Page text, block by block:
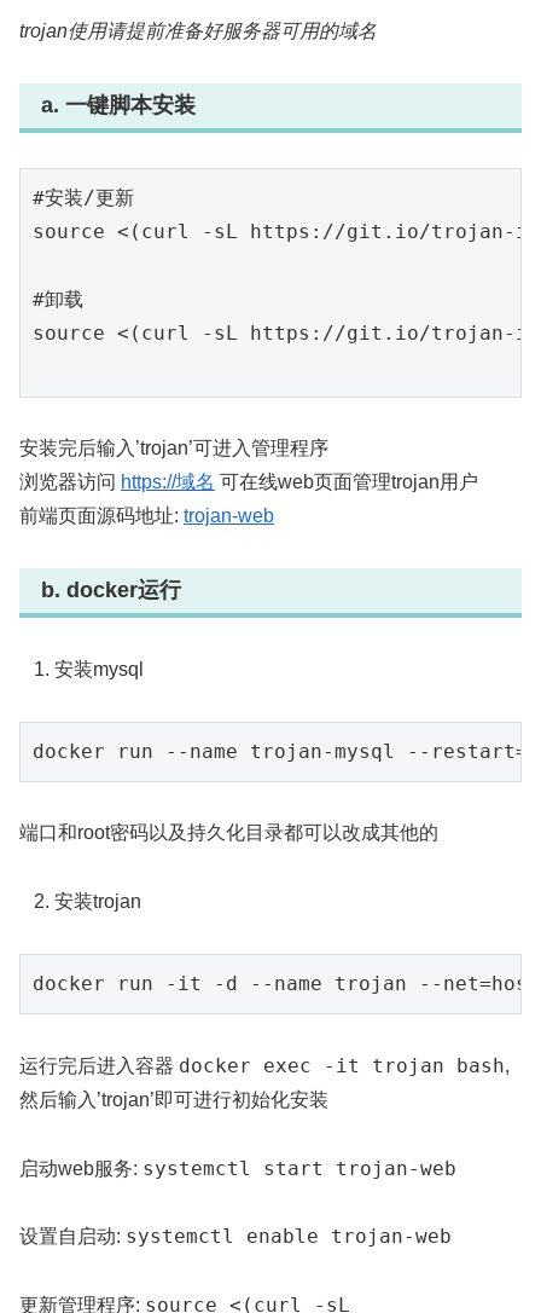
trojan使用请提前准备好服务器可用的域名
a. 一键脚本安装
#安装/更新
source <(curl -sL https://git.io/trojan-
#卸载
source <(curl -sL https://git.io/trojan-
安装完后输入’trojan’可进入管理程序
浏览器访问
https://域名 可在线web页面管理trojan用户
前端页面源码地址: trojan-web
b. docker运行
安装mysql
端口和root密码以及持久化目录都可以改成其他的
安装trojan
运行完后进入容器 docker exec -it trojan bash,
然后输入’trojan’即可进行初始化安装
启动web服务: systemctl start trojan-web
设置自启动: systemctl enable trojan-web
更新管理程序: source <(curl -sL